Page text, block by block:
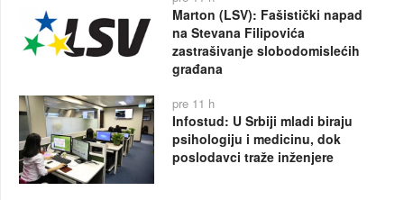
Marton (LSV): Fašistički napad
na Stevana Filipovića
zastrašivanje slobodomislećih
građana
pre 11 h
Infostud: U Srbiji mladi biraju
psihologiju i medicinu, dok
poslodavci traže inženjere